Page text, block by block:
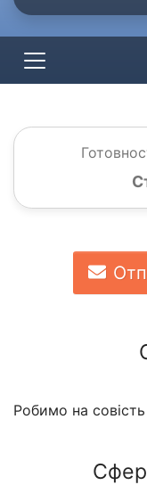
Робимо на совість